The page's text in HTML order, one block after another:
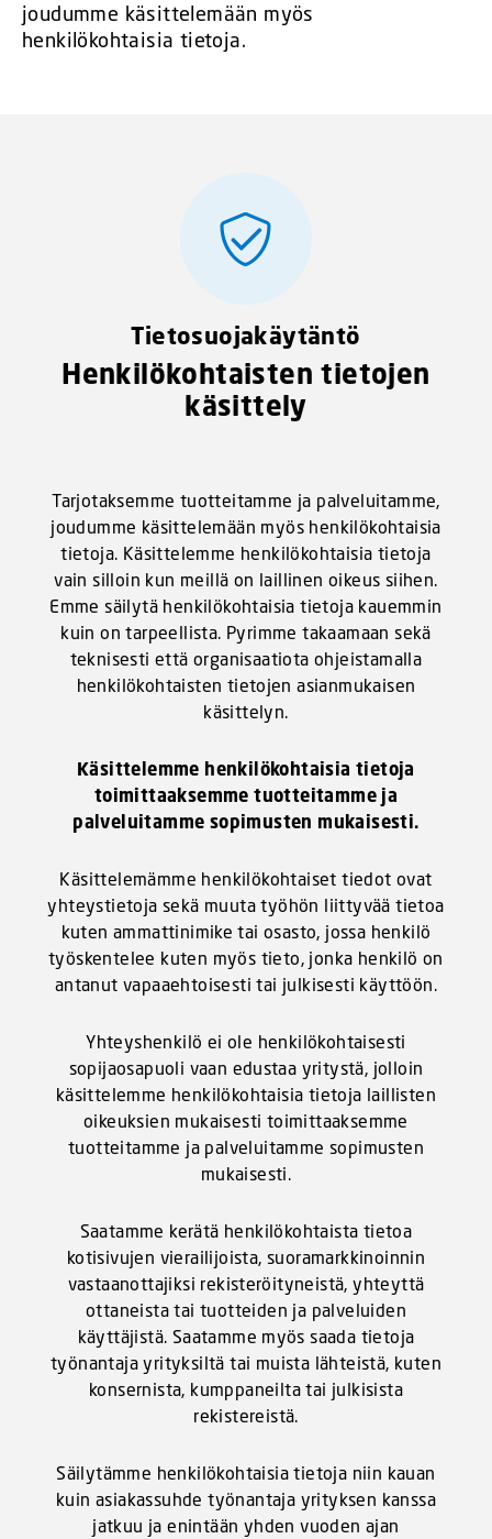
joudumme käsittelemään myös
henkilökohtaisia tietoja.
Tietosuojakäytäntö
Henkilökohtaisten tietojen
käsittely
Tarjotaksemme tuotteitamme ja palveluitamme,
joudumme käsittelemään myös henkilökohtaisia
tietoja. Käsittelemme henkilökohtaisia tietoja
vain silloin kun meillä on laillinen oikeus siihen.
Emme säilytä henkilökohtaisia tietoja kauemmin
kuin on tarpeellista. Pyrimme takaamaan sekä
teknisesti että organisaatiota ohjeistamalla
henkilökohtaisten tietojen asianmukaisen
käsittelyn.
Käsittelemme henkilökohtaisia tietoja
toimittaaksemme tuotteitamme ja
palveluitamme sopimusten mukaisesti.
Käsittelemämme henkilökohtaiset tiedot ovat
yhteystietoja sekä muuta työhön liittyvää tietoa
kuten ammattinimike tai osasto, jossa henkilö
työskentelee kuten myös tieto, jonka henkilö on
antanut vapaaehtoisesti tai julkisesti käyttöön.
Yhteyshenkilö ei ole henkilökohtaisesti
sopijaosapuoli vaan edustaa yritystä, jolloin
käsittelemme henkilökohtaisia tietoja laillisten
oikeuksien mukaisesti toimittaaksemme
tuotteitamme ja palveluitamme sopimusten
mukaisesti.
Saatamme kerätä henkilökohtaista tietoa
kotisivujen vierailijoista, suoramarkkinoinnin
vastaanottajiksi rekisteröityneistä, yhteyttä
ottaneista tai tuotteiden ja palveluiden
käyttäjistä. Saatamme myös saada tietoja
työnantaja yrityksiltä tai muista lähteistä, kuten
konsernista, kumppaneilta tai julkisista
rekistereistä.
Säilytämme henkilökohtaisia tietoja niin kauan
kuin asiakassuhde työnantaja yrityksen kanssa
jatkuu ja enintään yhden vuoden ajan